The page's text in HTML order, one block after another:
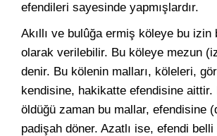
efendileri sayesinde yapmışlardır.
Akıllı ve bulûğa ermiş köleye bu izin
olarak verilebilir. Bu köleye mezun
denir. Bu kölenin malları, köleleri,
kendisine, hakikatte efendisine aittir.
öldüğü zaman bu mallar, efendisine
padişah döner. Azatlı ise, efendi